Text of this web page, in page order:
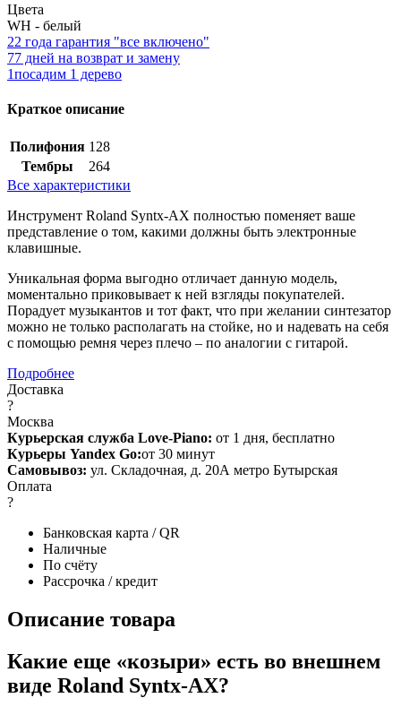
Цвета
WH - белый
22 года гарантия "все включено"
77 дней на возврат и замену
1посадим 1 дерево
Краткое описание
Полифония 128
Тембры
264
Все характеристики
Инструмент Roland Syntx-AX полностью поменяет ваше
представление о том, какими должны быть электронные
клавишные.
Уникальная форма выгодно отличает данную модель,
моментально приковывает к ней взгляды покупателей.
Порадует музыкантов и тот факт, что при желании синтезатор
можно не только располагать на стойке, но и надевать на себя
с помощью ремня через плечо – по аналогии с гитарой.
Подробнее
Доставка
?
Москва
Курьерская служба Love-Piano: от 1 дня, бесплатно
Курьеры Yandex Go:от 30 минут
Самовывоз: ул. Складочная, д. 20А метро Бутырская
Оплата
?
Банковская карта / QR
Наличные
По счёту
Рассрочка / кредит
Описание товара
Какие еще «козыри» есть во внешнем
виде Roland Syntx-AX?